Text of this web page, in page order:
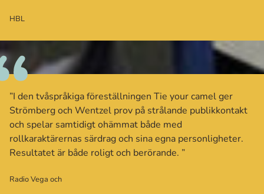
HBL
”I den tvåspråkiga föreställningen Tie your camel ger
Strömberg och Wentzel prov på strålande publikkontakt
och spelar samtidigt ohämmat både med
rollkaraktärernas särdrag och sina egna personligheter.
Resultatet är både roligt och berörande. ”
Radio Vega och